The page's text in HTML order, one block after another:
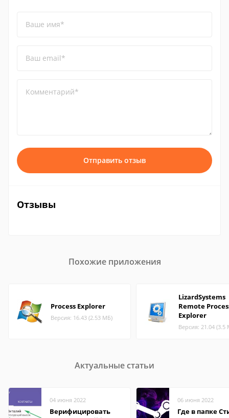
Ваше имя*
Ваш email*
Комментарий*
Отправить отзыв
Отзывы
Похожие приложения
Process Explorer
Версия: 16.43 (2.53 МБ)
LizardSystems
Remote
Explorer
Версия: 21.04 (3.5
Актуальные статьи
04 июня 2022
Верифицировать
06 июня 2022
Где в папке